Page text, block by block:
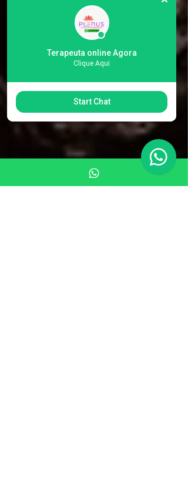
Terapeuta online Agora
Clique Aqui
Start Chat